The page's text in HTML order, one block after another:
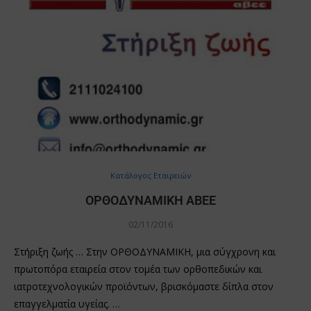
Κατάλογος Εταιρειών
ΟΡΘΟΔΥΝΑΜΙΚΗ ΑΒΕΕ
02/11/2016
Στήριξη ζωής … Στην ΟΡΘΟΔΥΝΑΜΙΚΗ, μια σύγχρονη και
πρωτοπόρα εταιρεία στον τομέα των ορθοπεδικών και
ιατροτεχνολογικών προϊόντων, βρισκόμαστε δίπλα στον
επαγγελματία υγείας. …